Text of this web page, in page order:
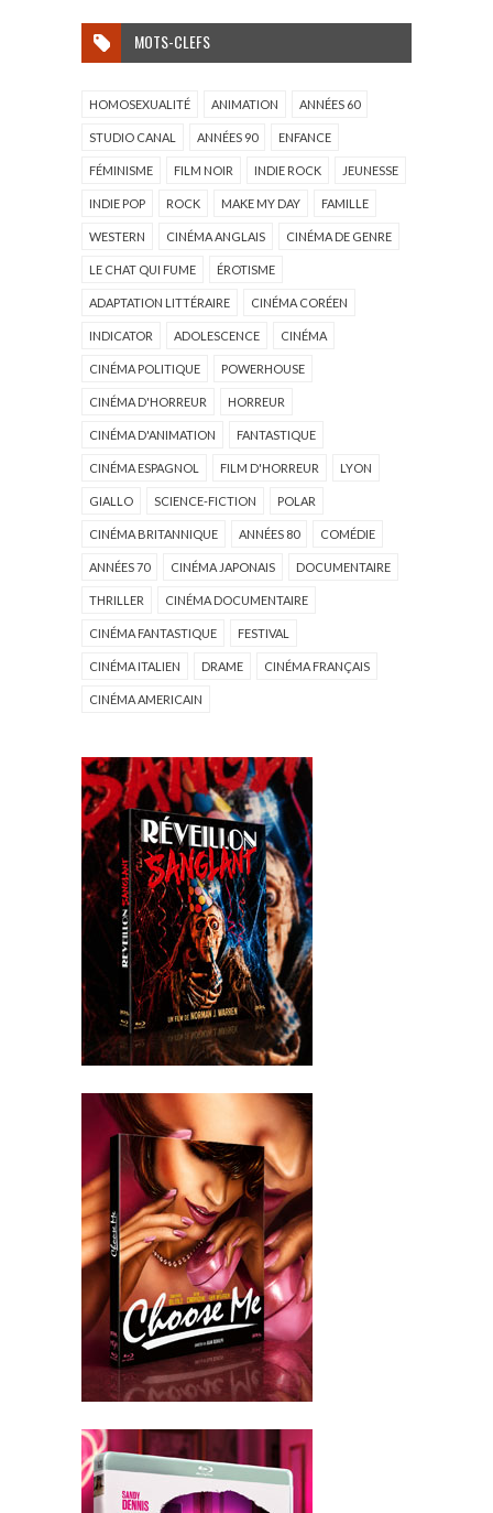
MOTS-CLEFS
HOMOSEXUALITÉ ANIMATION ANNÉES 60
STUDIO CANAL ANNÉES 90 ENFANCE
FÉMINISME FILM NOIR INDIE ROCK JEUNESSE
INDIE POP ROCK MAKE MY DAY FAMILLE
WESTERN CINÉMA ANGLAIS CINÉMA DE GENRE
LE CHAT QUI FUME ÉROTISME
ADAPTATION LITTÉRAIRE CINÉMA CORÉEN
INDICATOR ADOLESCENCE CINÉMA
CINÉMA POLITIQUE POWERHOUSE
CINÉMA D'HORREUR HORREUR
CINÉMA D'ANIMATION FANTASTIQUE
CINÉMA ESPAGNOL FILM D'HORREUR LYON
GIALLO SCIENCE-FICTION POLAR
CINÉMA BRITANNIQUE ANNÉES 80 COMÉDIE
ANNÉES 70 CINÉMA JAPONAIS DOCUMENTAIRE
THRILLER CINÉMA DOCUMENTAIRE
CINÉMA FANTASTIQUE FESTIVAL
CINÉMA ITALIEN DRAME CINÉMA FRANÇAIS
CINÉMA AMERICAIN